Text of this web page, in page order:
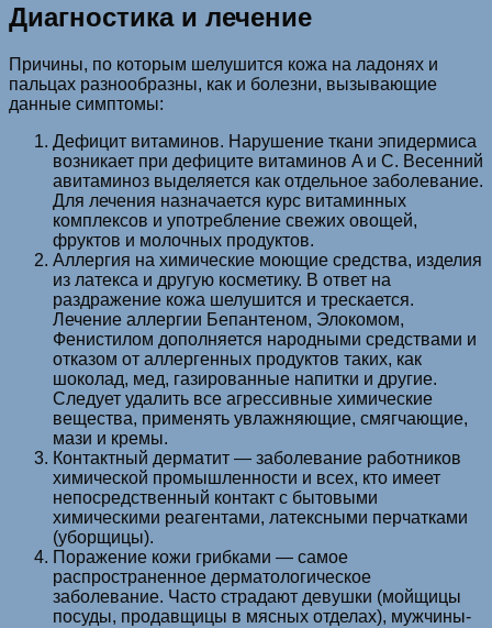
Диагностика и лечение
Причины, по которым шелушится кожа на ладонях и
пальцах разнообразны, как и болезни, вызывающие
данные симптомы:
Дефицит витаминов. Нарушение ткани эпидермиса
возникает при дефиците витаминов A и С. Весенний
авитаминоз выделяется как отдельное заболевание.
Для лечения назначается курс витаминных
комплексов и употребление свежих овощей,
фруктов и молочных продуктов.
Аллергия на химические моющие средства, изделия
из латекса и другую косметику. В ответ на
раздражение кожа шелушится и трескается.
Лечение аллергии Бепантеном, Элокомом,
Фенистилом дополняется народными средствами и
отказом от аллергенных продуктов таких, как
шоколад, мед, газированные напитки и другие.
Следует удалить все агрессивные химические
вещества, применять увлажняющие, смягчающие,
мази и кремы.
Контактный дерматит — заболевание работников
химической промышленности и всех, кто имеет
непосредственный контакт с бытовыми
химическими реагентами, латексными перчатками
(уборщицы).
Поражение кожи грибками — самое
распространенное дерматологическое
заболевание. Часто страдают девушки (мойщицы
посуды, продавщицы в мясных отделах), мужчины-